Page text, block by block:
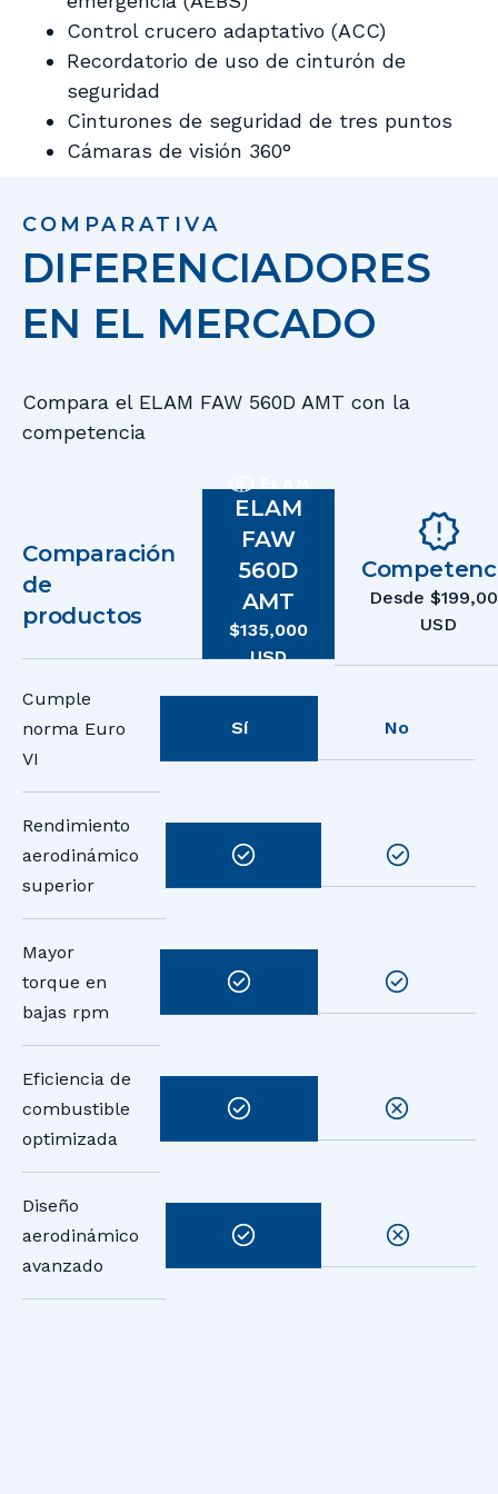
Control crucero adaptativo (ACC)
Recordatorio de uso de cinturón de
seguridad
Cinturones de seguridad de tres puntos
Cámaras de visión 360°
COMPARATIVA
DIFERENCIADORES
EN EL MERCADO
Compara el ELAM FAW 560D AMT con la
competencia
Comparación
de
productos
ELAM
FAW
560D
AMT
$135,000
USD
Desde
USD
Cumple
norma Euro
VI
Sí No
Rendimiento
aerodinámico
superior
Mayor
torque en
bajas rpm
Eficiencia de
combustible
optimizada
Diseño
aerodinámico
avanzado